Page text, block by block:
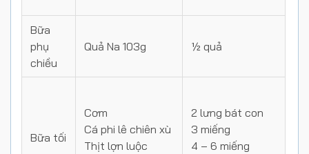
Bữa
phụ
chiều
Quả Na 103g ½ quả
Bữa tối
Cơm
Cá phi lê chiên xù
Thịt lợn luộc
2 lưng bát con
3 miếng
4 – 6 miếng